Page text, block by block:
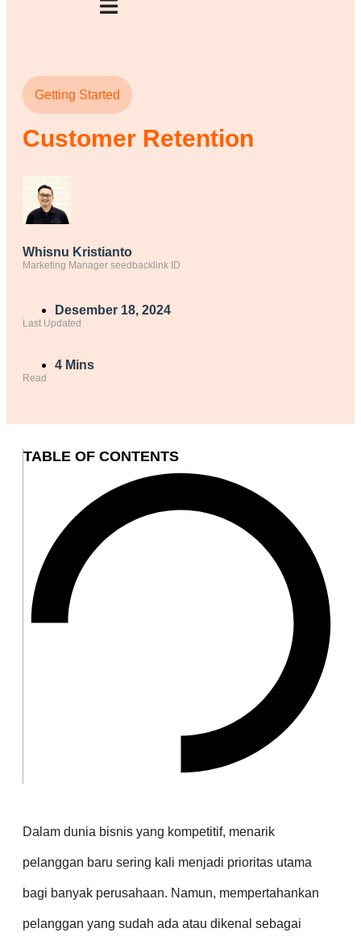
Getting Started
Customer Retention
Whisnu Kristianto
Marketing Manager seedbacklink ID
Desember 18, 2024
Last Updated
4 Mins
Read
TABLE OF CONTENTS
Dalam dunia bisnis yang kompetitif, menarik
pelanggan baru sering kali menjadi prioritas utama
bagi banyak perusahaan. Namun, mempertahankan
pelanggan yang sudah ada atau dikenal sebagai